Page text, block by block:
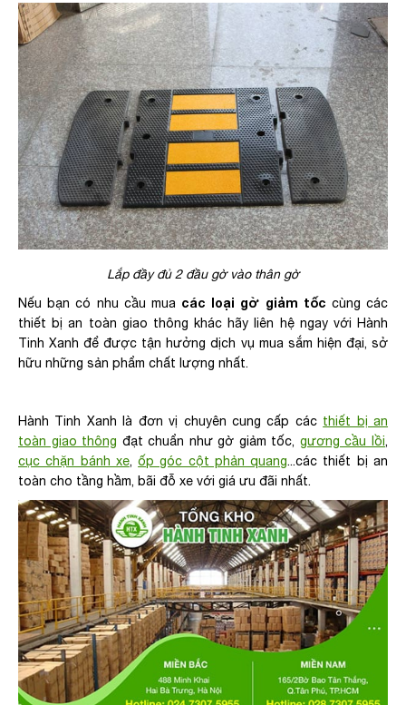
Lắp đầy đủ 2 đầu gờ vào thân gờ
Nếu bạn có nhu cầu mua các loại gờ giảm tốc cùng các
thiết bị an toàn giao thông khác hãy liên hệ ngay với Hành
Tinh Xanh để được tận hưởng dịch vụ mua sắm hiện đại, sở
hữu những sản phẩm chất lượng nhất.
Hành Tinh Xanh là đơn vị chuyên cung cấp các thiết bị an
toàn giao thông đạt chuẩn như gờ giảm tốc, gương cầu lồi,
cục chặn bánh xe,ốp góc cột phản quang...các thiết bị an
toàn cho tầng hầm, bãi đỗ xe với giá ưu đãi nhất.